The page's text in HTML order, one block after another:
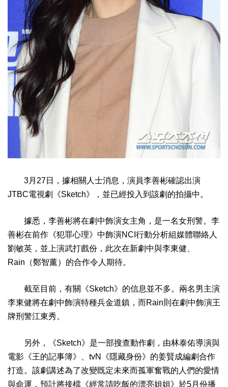
3月27日，據相關人士消息，演員李善彬確認出演
JTBC電視劇《Sketch》，並已經投入到該劇的拍攝中。
據悉，李善彬將在劇中飾演女主角，是一名女刑警。李
善彬在前作《犯罪心理》中飾演NCI行動分析組媒體聯絡人
劉敏英，並上演武打戲份，此次在新劇中與李東健、
Rain（鄭智薰）的合作令人期待。
截至目前，有關《Sketch》的信息並不多。兩名男主演
李東健將在劇中飾演特種兵金道鎮，而Rain則在劇中飾演王
牌刑警江東秀。
另外，《Sketch》是一部搜查動作劇，由林泰佑導演與
電影《王的記事簿》、tvN《隱藏身份》的姜賢成編劇合作
打造。該劇講述為了改變既定未來而孤軍奮戰的人們的愛情
與命運，預計將接檔《經常請吃飯的漂亮姐姐》於5月份播